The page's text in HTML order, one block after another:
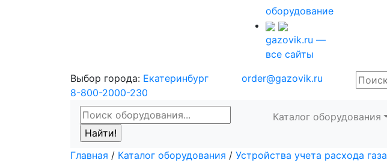
оборудование
gazovik.ru —
все сайты
Выбор города: Екатеринбург
8-800-2000-230
order@gazovik.ru
Каталог оборудования
Главная / Каталог оборудования / Устройства учета расхода газа